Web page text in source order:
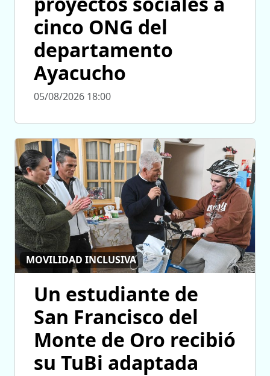
cinco ONG del
departamento
Ayacucho
05/08/2026 18:00
MOVILIDAD INCLUSIVA
Un estudiante de
San Francisco del
Monte de Oro recibió
su TuBi adaptada